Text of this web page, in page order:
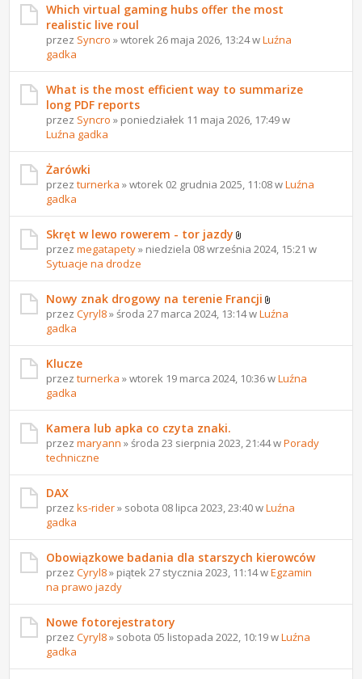
Which virtual gaming hubs offer the most
realistic live roul
przez Syncro » wtorek 26 maja 2026, 13:24 wLuźna
gadka
What is the most efficient way to summarize
long PDF reports
przez Syncro » poniedziałek 11 maja 2026, 17:49 w
Luźna gadka
Żarówki
przezturnerka » wtorek 02 grudnia 2025, 11:08 wLuźna
gadka
Skręt w lewo rowerem - tor jazdy
przezmegatapety» niedziela 08 września 2024, 15:21 w
Sytuacje na drodze
Nowy znak drogowy na terenie Francji
przezCyryl8» środa 27 marca 2024, 13:14 wLuźna
gadka
Klucze
przezturnerka » wtorek 19 marca 2024, 10:36 wLuźna
gadka
Kamera lub apka co czyta znaki.
przezmaryann » środa 23 sierpnia 2023, 21:44 wPorady
techniczne
DAX
przezks-rider» sobota 08 lipca 2023, 23:40 wLuźna
gadka
Obowiązkowe badania dla starszych kierowców
przezCyryl8» piątek 27 stycznia 2023, 11:14 wEgzamin
na prawo jazdy
Nowe fotorejestratory
przezCyryl8» sobota 05 listopada 2022, 10:19 wLuźna
gadka